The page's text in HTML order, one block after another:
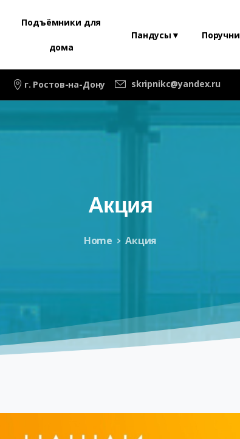
Подъёмники для
дома
Пандусы▼ Поручни
г. Ростов-на-Дону skripnikc@yandex.ru
Акция
Home Акция